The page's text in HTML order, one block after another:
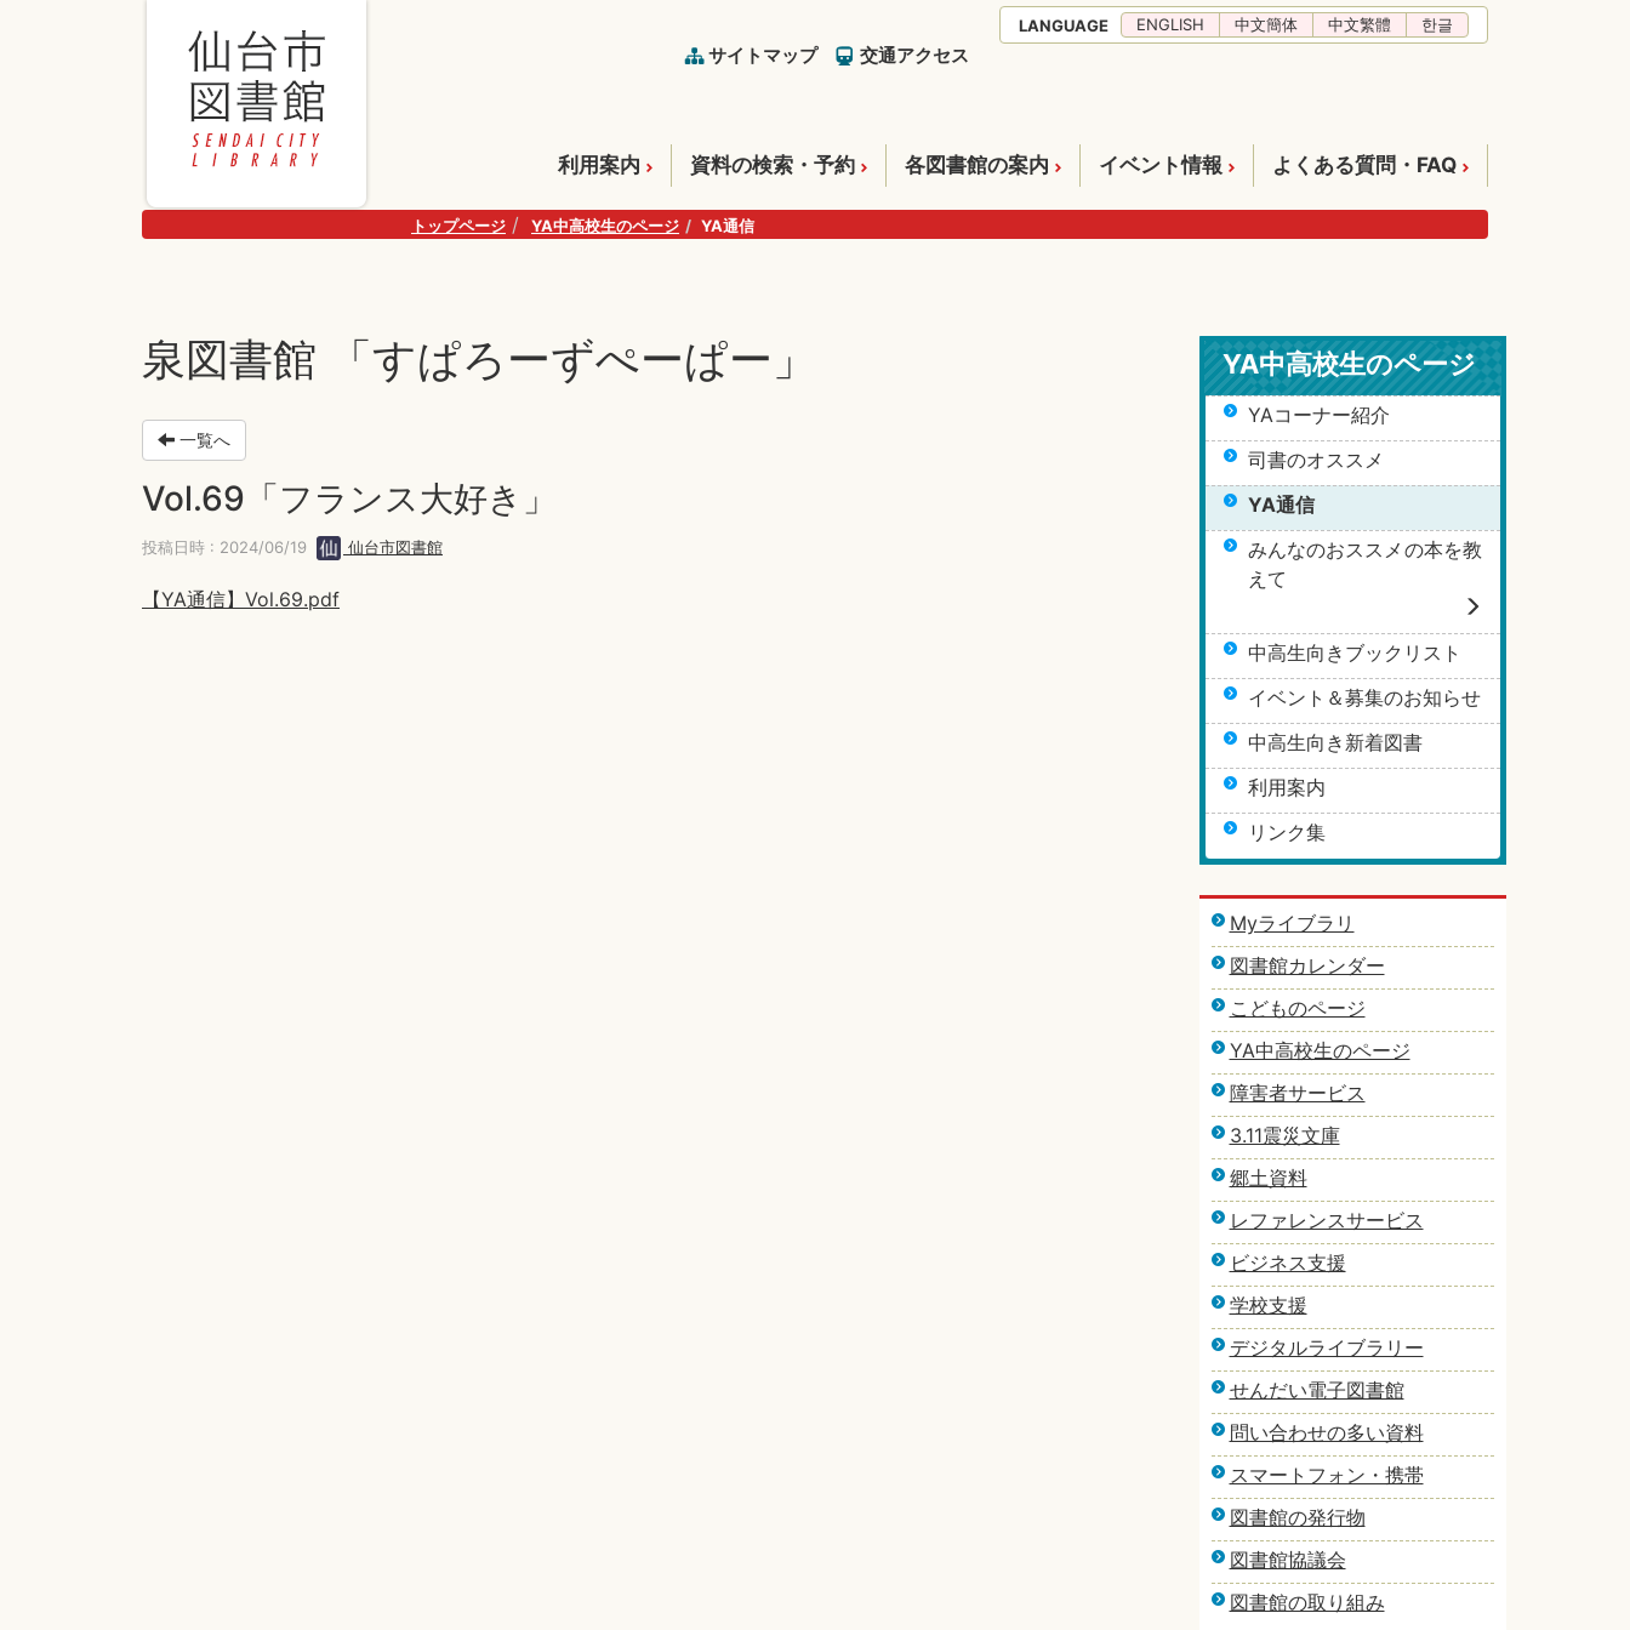
サイトマップ 交通アクセス
LANGUAGE ENGLISH 中文簡体 中文繁體 한글
利用案内 資料の検索・予約 各図書館の案内 イベント情報 よくある質問・FAQ
トップページ YA中高校生のページ YA通信
泉図書館 「すぱろーずぺーぱー」
一覧へ
Vol.69「フランス大好き」
投稿日時 : 2024/06/19 仙台市図書館
【YA通信】Vol.69.pdf
YA中高校生のページ
YAコーナー紹介
司書のオススメ
YA通信
みんなのおススメの本を教
えて
中高生向きブックリスト
イベント＆募集のお知らせ
中高生向き新着図書
利用案内
リンク集
Myライブラリ
図書館カレンダー
こどものページ
YA中高校生のページ
障害者サービス
3.11震災文庫
郷土資料
レファレンスサービス
ビジネス支援
学校支援
デジタルライブラリー
せんだい電子図書館
問い合わせの多い資料
スマートフォン・携帯
図書館の発行物
図書館協議会
図書館の取り組み